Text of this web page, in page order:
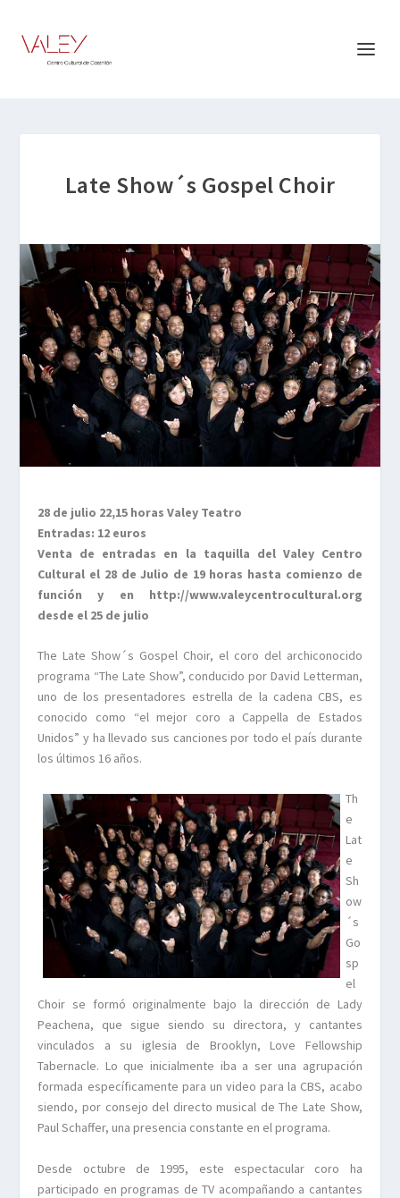
Late Show´s Gospel Choir
28 de julio 22,15 horas Valey Teatro
Entradas: 12 euros
Venta de entradas en la taquilla del Valey Centro
Cultural el 28 de Julio de 19 horas hasta comienzo de
función y en http://www.valeycentrocultural.org
desde el 25 de julio
The Late Show´s Gospel Choir, el coro del archiconocido
programa “The Late Show”, conducido por David Letterman,
uno de los presentadores estrella de la cadena CBS, es
conocido como “el mejor coro a Cappella de Estados
Unidos” y ha llevado sus canciones por todo el país durante
los últimos 16 años.
Th
e
Lat
e
Sh
ow
´s
Go
sp
el
Choir se formó originalmente bajo la dirección de Lady
Peachena, que sigue siendo su directora, y cantantes
vinculados a su iglesia de Brooklyn, Love Fellowship
Tabernacle. Lo que inicialmente iba a ser una agrupación
formada específicamente para un video para la CBS, acabo
siendo, por consejo del directo musical de The Late Show,
Paul Schaffer, una presencia constante en el programa.
Desde octubre de 1995, este espectacular coro ha
participado en programas de TV acompañando a cantantes